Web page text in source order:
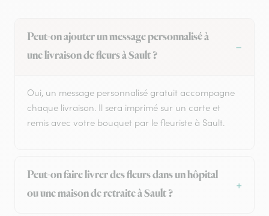
Peut-on ajouter un message personnalisé à
une livraison de fleurs à Sault ?
Oui, un message personnalisé gratuit accompagne
chaque livraison. Il sera imprimé sur un carte et
remis avec votre bouquet par le fleuriste à Sault.
Peut-on faire livrer des fleurs dans un hôpital
ou une maison de retraite à Sault ?